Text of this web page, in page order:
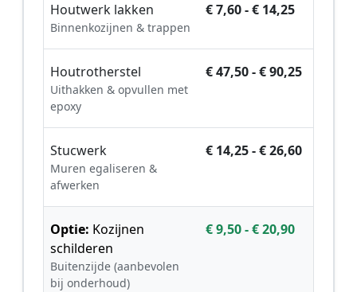
Houtwerk lakken
Binnenkozijnen & trappen
€ 7,60 - € 14,25
Houtrotherstel
Uithakken & opvullen met
epoxy
€ 47,50 - € 90,25
Stucwerk
Muren egaliseren &
afwerken
€ 14,25 - € 26,60
Optie: Kozijnen
schilderen
Buitenzijde (aanbevolen
bij onderhoud)
€ 9,50 - € 20,90